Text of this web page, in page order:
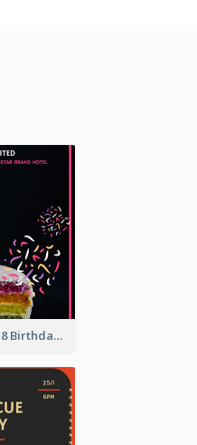
Pink Neon Cake 18 Birthday Invitation